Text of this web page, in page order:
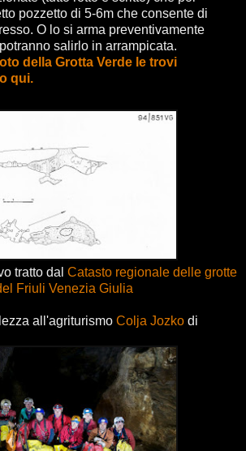
pozzetto di 5-6m che consente di
O lo si arma preventivamente
salirlo in arrampicata.
della Grotta Verde le trovi
qui.
tratto dal Catasto regionale delle grotte
Friuli Venezia Giulia
all'agriturismo Colja Jozko di